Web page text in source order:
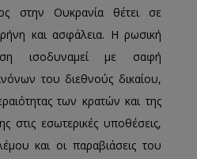
στην Ουκρανία θέτει σε
και ασφάλεια. Η ρωσική
ισοδυναμεί με σαφή
του διεθνούς δικαίου,
των κρατών και της
στις εσωτερικές υποθέσεις,
και οι παραβιάσεις του